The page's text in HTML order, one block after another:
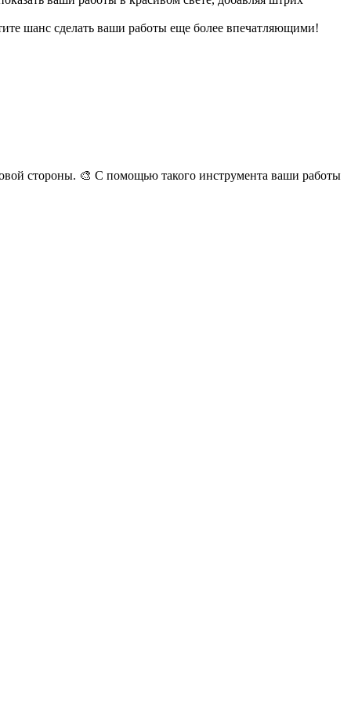
шанс сделать ваши работы еще более впечатляющими!
стороны. 🎨 С помощью такого инструмента ваши работы